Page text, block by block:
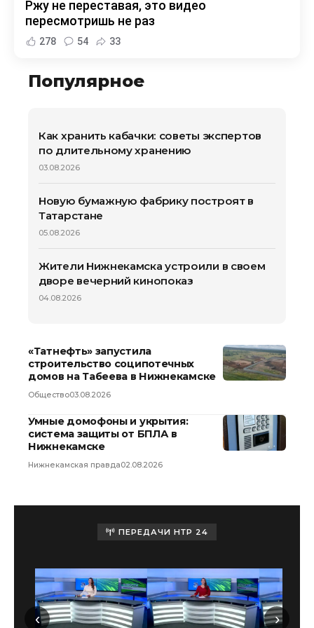
Ржу не переставая, это видео
пересмотришь не раз
278 54 33
Популярное
Как хранить кабачки: советы экспертов
по длительному хранению
03.08.2026
Новую бумажную фабрику построят в
Татарстане
05.08.2026
Жители Нижнекамска устроили в своем
дворе вечерний кинопоказ
04.08.2026
«Татнефть» запустила
строительство соципотечных
домов на Табеева в Нижнекамске
Общество03.08.2026
Умные домофоны и укрытия:
система защиты от БПЛА в
Нижнекамске
Нижнекамская правда02.08.2026
ПЕРЕДАЧИ НТР 24
‹ ›